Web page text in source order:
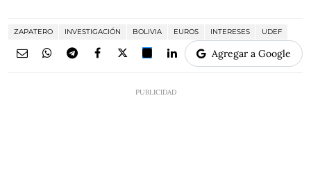
ZAPATERO INVESTIGACIÓN BOLIVIA EUROS INTERESES UDEF
Agregar a Google